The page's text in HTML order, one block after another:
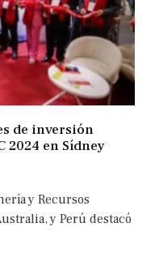
de inversión
2024 en Sídney
y Recursos
y Perú destacó